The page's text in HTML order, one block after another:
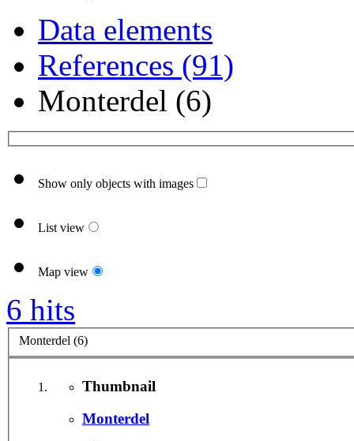
Data elements
References (91)
Monterdel (6)
Show only objects with images
List view
Map view
6 hits
Monterdel (6)
Thumbnail
Monterdel